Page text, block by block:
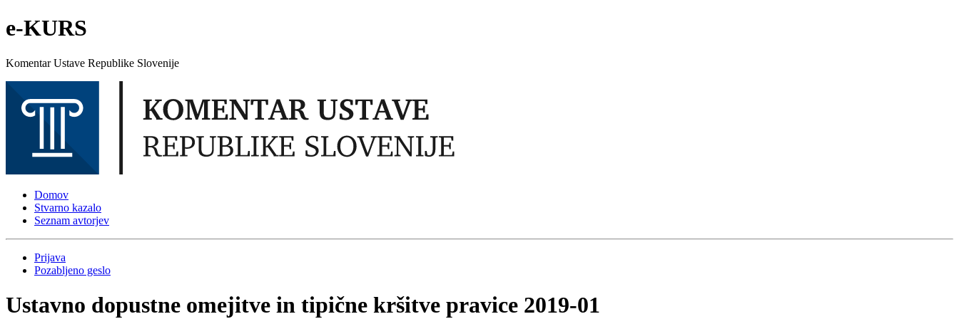
e-KURS
Komentar Ustave Republike Slovenije
Domov
Stvarno kazalo
Seznam avtorjev
Prijava
Pozabljeno geslo
Ustavno dopustne omejitve in tipične kršitve pravice 2019-01